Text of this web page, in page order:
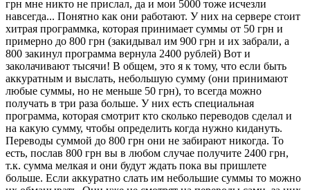
грн мне никто не прислал, да и мои 5000 тоже исчезли
навсегда... Понятно как они работают. У них на сервере стоит
хитрая программка, которая принимает суммы от 50 грн и
примерно до 800 грн (закидывал им 900 грн и их забрали, а
800 закинул программа вернула 2400 рублей) Вот и
заколачивают тысячи! В общем, это я к тому, что если быть
аккуратным и выслать, небольшую сумму (они принимают
любые суммы, но не меньше 50 грн), то всегда можно
получать в три раза больше. У них есть специальная
программа, которая смотрит кто сколько переводов сделал и
на какую сумму, чтобы определить когда нужно кидануть.
Переводы суммой до 800 грн они не забирают никогда. То
есть, послав 800 грн вы в любом случае получите 2400 грн,
т.к. сумма мелкая и они будут ждать пока вы пришлете
больше. Если аккуратно слать им небольшие суммы то можно